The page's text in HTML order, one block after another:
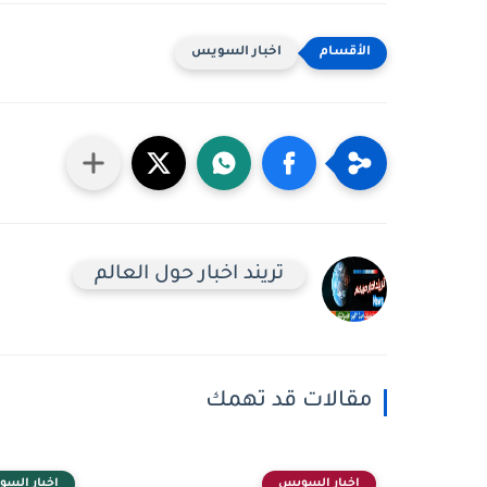
اخبار السويس
تريند اخبار حول العالم
مقالات قد تهمك
اخبار السويس اخبار